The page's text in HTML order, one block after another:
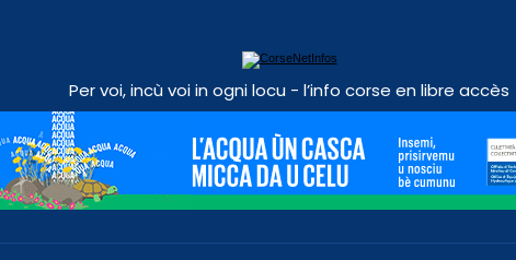
Per voi, incù voi in ogni locu - l’info corse en libre accès